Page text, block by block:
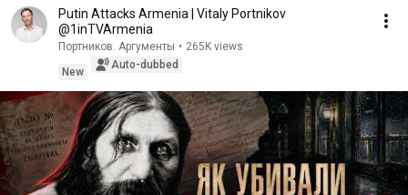
Putin Attacks Armenia | Vitaly Portnikov
@1inTVArmenia
Портников. Аргументы • 265K views
New
Auto-dubbed